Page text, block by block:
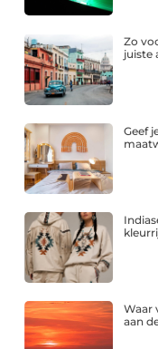
Zo
juiste
Geef
Waar
aan